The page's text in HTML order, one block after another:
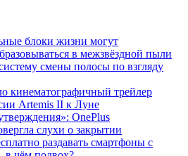
блоки жизни могут
в межзвёздной пыли
смены полосы по взгляду
кинематографичный трейлер
Artemis II к Луне
OnePlus
слухи о закрытии
раздавать смартфоны с